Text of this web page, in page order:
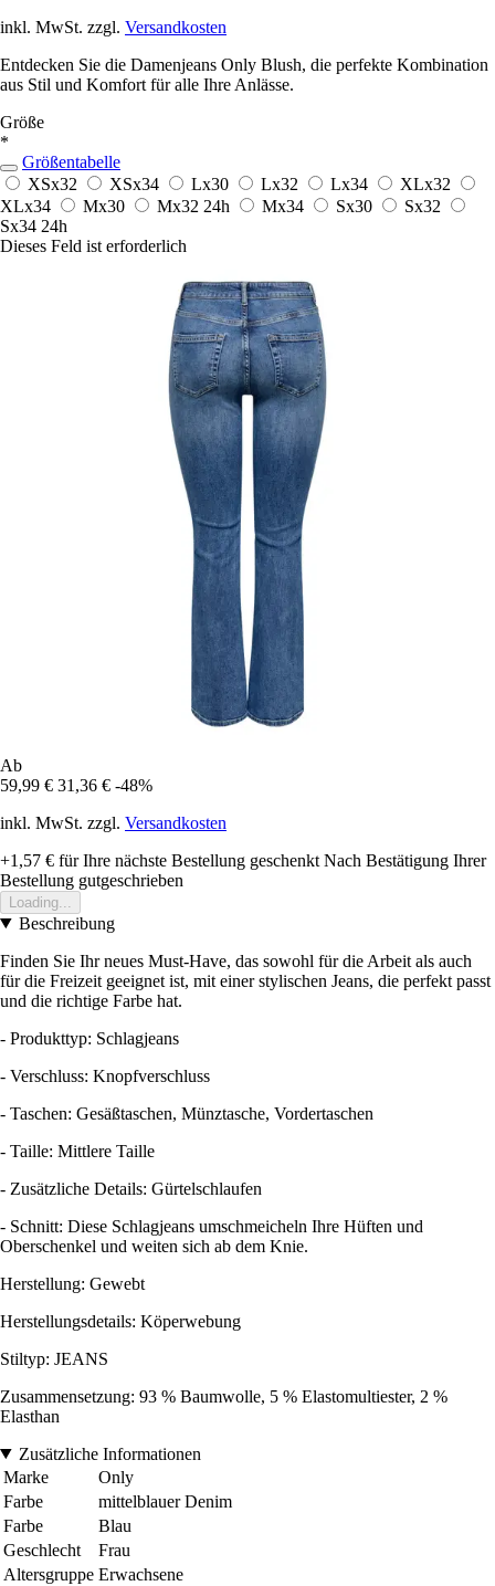
inkl. MwSt. zzgl. Versandkosten
Entdecken Sie die Damenjeans Only Blush, die perfekte Kombination
aus Stil und Komfort für alle Ihre Anlässe.
Größe
*
Größentabelle
XSx32
XSx34 Lx30 Lx32 Lx34
XLx32
XLx34
Mx30 Mx32 24h Mx34 Sx30
Sx32
Sx34 24h
Dieses Feld ist erforderlich
Ab
59,99 € 31,36 € -48%
inkl. MwSt. zzgl. Versandkosten
+1,57 € für Ihre nächste Bestellung geschenkt Nach Bestätigung Ihrer
Bestellung gutgeschrieben
Loading...
Beschreibung
Finden Sie Ihr neues Must-Have, das sowohl für die Arbeit als auch
für die Freizeit geeignet ist, mit einer stylischen Jeans, die perfekt passt
und die richtige Farbe hat.
- Produkttyp: Schlagjeans
- Verschluss: Knopfverschluss
- Taschen: Gesäßtaschen, Münztasche, Vordertaschen
- Taille: Mittlere Taille
- Zusätzliche Details: Gürtelschlaufen
- Schnitt: Diese Schlagjeans umschmeicheln Ihre Hüften und
Oberschenkel und weiten sich ab dem Knie.
Herstellung: Gewebt
Herstellungsdetails: Köperwebung
Stiltyp: JEANS
Zusammensetzung: 93 % Baumwolle, 5 % Elastomultiester, 2 %
Elasthan
Zusätzliche Informationen
Marke
Only
Farbe
mittelblauer Denim
Farbe
Blau
Geschlecht
Frau
Altersgruppe Erwachsene